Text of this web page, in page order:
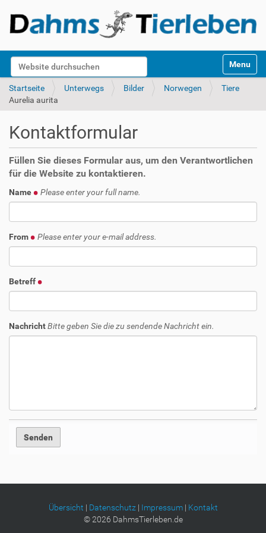
Website durchsuchen
k
Toggle
Startseite Unterwegs Bilder Norwegen
Tiere
Aurelia aurita
Kontaktformular
Füllen Sie dieses Formular aus, um den Verantwortlichen
für die Website zu kontaktieren.
Name Please enter your full name.
From Please enter your e-mail address.
Betreff
NachrichtBitte geben Sie die zu sendende Nachricht ein.
Übersicht | Datenschutz| Impressum| Kontakt
©2026 DahmsTierleben.de